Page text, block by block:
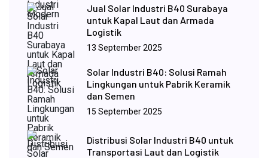
Jual Solar Industri B40 Surabaya
untuk Kapal Laut dan Armada
Logistik
13 September 2025
Solar Industri B40: Solusi Ramah
Lingkungan untuk Pabrik Keramik
dan Semen
15 September 2025
Distribusi Solar Industri B40 untuk
Transportasi Laut dan Logistik